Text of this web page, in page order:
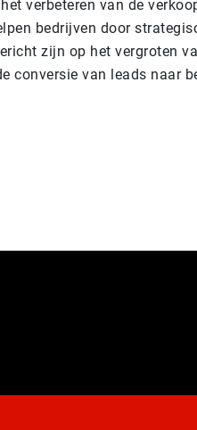
verbeteren van de
bedrijven door
zijn op het vergroten
conversie van leads naar